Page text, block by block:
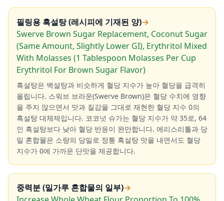
필링용 흑설탕 (레시피에 기재된 양)→
Swerve Brown Sugar Replacement, Coconut Sugar
(Same Amount, Slightly Lower GI), Erythritol Mixed
With Molasses (1 Tablespoon Molasses Per Cup
Erythritol For Brown Sugar Flavor)
흑설탕은 백설탕과 비슷하게 혈당 지수가 높아 혈당을 급격히
올립니다. 스워브 브라운(Swerve Brown)은 혈당 수치에 영향
을 주지 않으면서 맛과 질감을 그대로 재현한 혈당 지수 0의
흑설탕 대체제입니다. 코코넛 슈가는 혈당 지수가 약 35로, 64
인 흑설탕보다 낮아 혈당 반응이 완만합니다. 에리스리톨과 당
밀 혼합물은 소량의 당밀로 정통 흑설탕 맛을 내면서도 혈당
지수가 0에 가까운 단맛을 제공합니다.
중력분 (밀가루 혼합물의 일부)→